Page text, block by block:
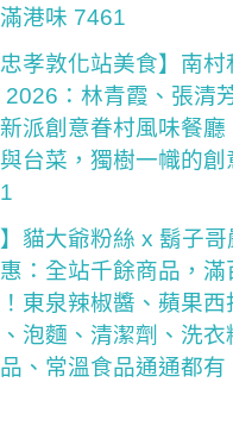
港味 7461
忠孝敦化站美食】南村
2026：林青霞、張清
新派創意眷村風味餐廳
台菜，獨樹一幟的創
】貓大爺粉絲 x 鬍子哥
：全站千餘商品，滿
東泉辣椒醬、蘋果西
泡麵、清潔劑、洗衣
、常溫食品通通都有